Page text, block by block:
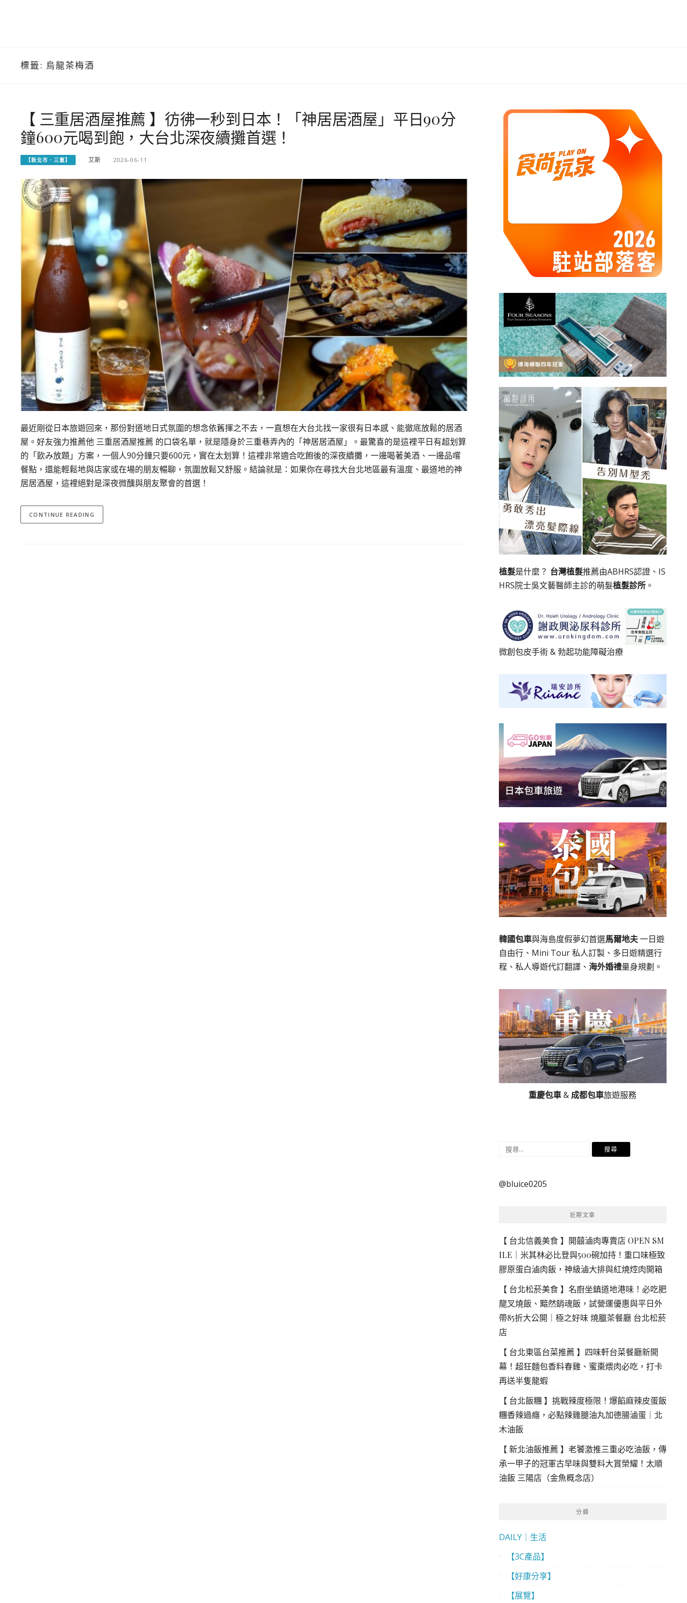
標籤: 烏龍茶梅酒
【 三重居酒屋推薦 】彷彿一秒到日本！「神居居酒屋」平日90分
鐘600元喝到飽，大台北深夜續攤首選！
【新北市．三重】 艾斯 2026-06-11
最近剛從日本旅遊回來，那份對道地日式氛圍的想念依舊揮之不去，一直想在大台北找一家很有日本感、能徹底放鬆的居酒
屋。好友強力推薦他 三重居酒屋推薦 的口袋名單，就是隱身於三重巷弄內的「神居居酒屋」。最驚喜的是這裡平日有超划算
的「飲み放題」方案，一個人90分鐘只要600元，實在太划算！這裡非常適合吃飽後的深夜續攤，一邊喝著美酒、一邊品嚐
餐點，還能輕鬆地與店家或在場的朋友暢聊，氛圍放鬆又舒服。結論就是：如果你在尋找大台北地區最有溫度、最道地的神
居居酒屋，這裡絕對是深夜微醺與朋友聚會的首選！
CONTINUE READING
植髮是什麼？ 台灣植髮推薦由ABHRS認證、IS
HRS院士吳文藝醫師主診的萌髮植髮診所。
微創包皮手術&勃起功能障礙治療
韓國包車與海島度假夢幻首選馬爾地夫一日遊
自由行、Mini Tour 私人訂製、多日遊精選行
程、私人導遊代訂翻譯、 海外婚禮量身規劃。
重慶包車& 成都包車旅遊服務
搜
鍵
@bluice0205
近期文章
【 台北信義美食 】開囍滷肉專賣店 OPEN SM
ILE｜米其林必比登與500碗加持！重口味極致
膠原蛋白滷肉飯，神級滷大排與紅燒焢肉開箱
【 台北松菸美食 】名廚坐鎮道地港味！必吃肥
龍叉燒飯、黯然銷魂飯，試營運優惠與平日外
帶85折大公開｜極之好味 燒臘茶餐廳 台北松菸
店
【 台北東區台菜推薦 】四味軒台菜餐廳新開
幕！超狂麵包香料春雞、蜜棗煨肉必吃，打卡
再送半隻龍蝦
【 台北飯糰 】挑戰辣度極限！爆餡麻辣皮蛋飯
糰香辣過癮，必點辣雞腿油丸加德腸滷蛋｜北
木油飯
【 新北油飯推薦 】老饕激推三重必吃油飯，傳
承一甲子的冠軍古早味與雙料大賞榮耀！太順
油飯 三陽店（金魚概念店）
分類
DAILY｜生活
【3C產品】
【好康分享】
【展覽】